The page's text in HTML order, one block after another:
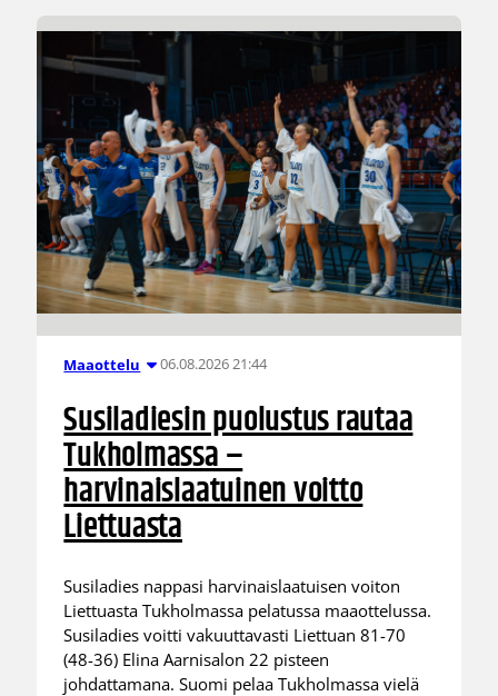
Maaottelu 06.08.2026 21:44
Susiladiesin puolustus rautaa
Tukholmassa –
harvinaislaatuinen voitto
Liettuasta
Susiladies nappasi harvinaislaatuisen voiton
Liettuasta Tukholmassa pelatussa maaottelussa.
Susiladies voitti vakuuttavasti Liettuan 81-70
(48-36) Elina Aarnisalon 22 pisteen
johdattamana. Suomi pelaa Tukholmassa vielä